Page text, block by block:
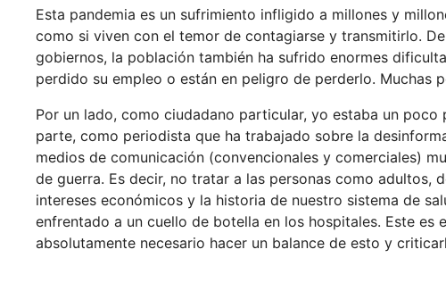
Esta pandemia es un sufrimiento infligido a millones y
como si viven con el temor de contagiarse y transmitirlo.
gobiernos, la población también ha sufrido enormes
perdido su empleo o están en peligro de perderlo. Muchas
Por un lado, como ciudadano particular, yo estaba un
parte, como periodista que ha trabajado sobre la
medios de comunicación (convencionales y comerciales)
de guerra. Es decir, no tratar a las personas como
intereses económicos y la historia de nuestro sistema de
enfrentado a un cuello de botella en los hospitales. Este es
absolutamente necesario hacer un balance de esto y